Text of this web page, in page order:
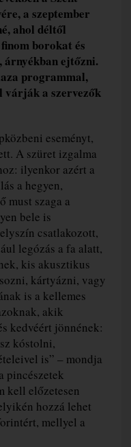
a szeptember
ahol déltől
borokat és
ejtőzni.
programmal,
várják a szervezők
eseményt,
A szüret izgalma
ilyenkor azért a
a hegyen,
must szaga a
bele is
csatlakozott,
legózás a fa alatt,
kis akusztikus
kártyázni, vagy
is a kellemes
akik
kedvéért jönnének:
kóstolni,
is” – mondja
pincészetek
kell előzetesen
hozzá lehet
mellyel a